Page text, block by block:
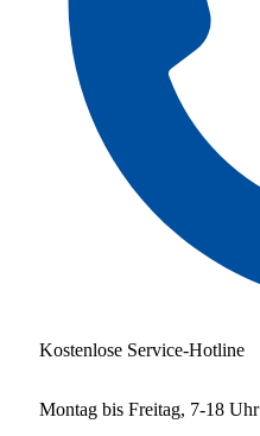
Kostenlose Service-Hotline
Montag bis Freitag, 7-18 Uhr